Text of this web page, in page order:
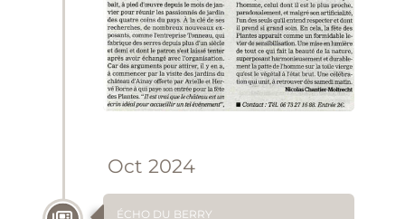
Oct 2024
ÉCHO DU BERRY